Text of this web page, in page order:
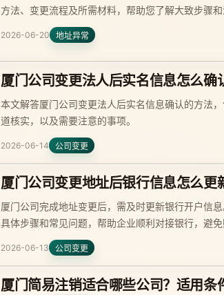
方法、变更流程及所需材料，帮助您了解大致步骤和
2026-06-20 地址异常
厦门公司变更法人后实名信息怎么确
本文解答厦门公司变更法人后实名信息确认的方法
道核实，以及需要注意的事项。
2026-06-14 公司变更
厦门公司变更地址后银行信息怎么更
厦门公司完成地址变更后，需及时更新银行开户信
具体步骤和常见问题，帮助企业顺利对接银行，避免
2026-06-13 公司变更
厦门简易注销适合哪些公司？适用条